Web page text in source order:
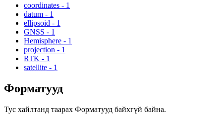
coordinates - 1
datum - 1
ellipsoid - 1
GNSS - 1
Hemisphere - 1
projection - 1
RTK - 1
satellite - 1
Форматууд
Тус хайлтанд таарах Форматууд байхгүй байна.